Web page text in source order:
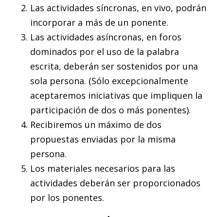
Las actividades síncronas, en vivo, podrán
incorporar a más de un ponente.
Las actividades asíncronas, en foros
dominados por el uso de la palabra
escrita, deberán ser sostenidos por una
sola persona. (Sólo excepcionalmente
aceptaremos iniciativas que impliquen la
participación de dos o más ponentes).
Recibiremos un máximo de dos
propuestas enviadas por la misma
persona.
Los materiales necesarios para las
actividades deberán ser proporcionados
por los ponentes.